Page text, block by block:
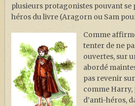
plusieurs protagonistes pouvant se
héros du livre (Aragorn ou Sam
Comme
tenter de ne
ouvertes, sur
abordé
pas revenir
comme
d’anti-héros,